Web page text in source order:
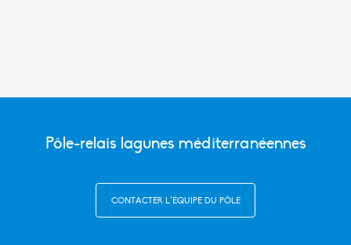
Pôle-relais lagunes méditerranéennes
CONTACTER L’ÉQUIPE DU PÔLE